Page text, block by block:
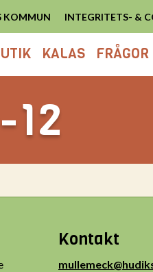
KOMMUN INTEGRITETS- &
KALAS
Kontakt